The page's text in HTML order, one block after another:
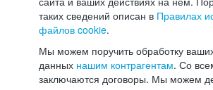
таких сведений описан в Правилах
файлов cookie.
Мы можем поручить обработку
данных нашим контрагентам. Со
заключаются договоры. Мы можем